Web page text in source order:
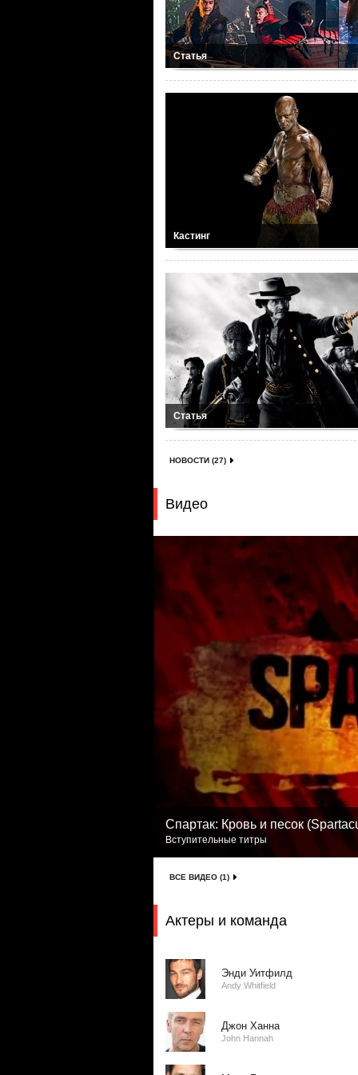
Статья
Кастинг
Статья
НОВОСТИ (27)
Видео
Спартак: Кровь и песок
Вступительные титры
ВСЕ ВИДЕО (1)
Актеры и команда
Энди Уитфилд
Andy Whitfield
Джон Ханна
John Hannah